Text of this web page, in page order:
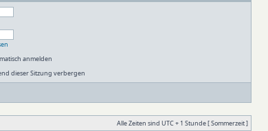
anmelden
dieser Sitzung verbergen
Alle Zeiten sind UTC + 1 Stunde [ Sommerzeit ]